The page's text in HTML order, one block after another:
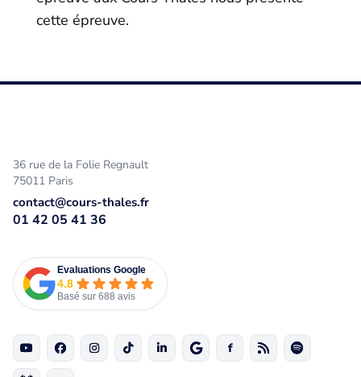
cette épreuve.
36 rue de la Folie Regnault
75011 Paris
contact@cours-thales.fr
01 42 05 41 36
Evaluations Google
4.8
Basé sur 688 avis